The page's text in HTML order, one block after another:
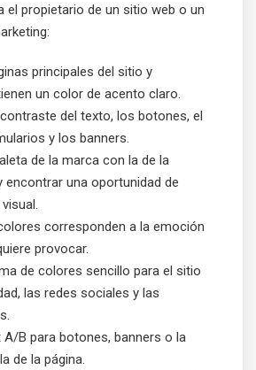
el propietario de un sitio web o un
principales del sitio y
un color de acento claro.
del texto, los botones, el
y los banners.
de la marca con la de la
encontrar una oportunidad de
corresponden a la emoción
provocar.
de colores sencillo para el sitio
las redes sociales y las
B para botones, banners o la
de la página.